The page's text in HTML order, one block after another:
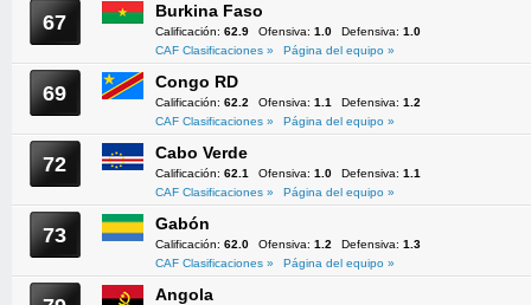
67 Burkina Faso
Calificación: 62.9 Ofensiva: 1.0 Defensiva: 1.0
CAF Clasificaciones »
Página del equipo »
69 Congo RD
Calificación: 62.2 Ofensiva: 1.1 Defensiva: 1.2
CAF Clasificaciones »
Página del equipo »
72 Cabo Verde
Calificación: 62.1 Ofensiva: 1.0 Defensiva: 1.1
CAF Clasificaciones »
Página del equipo »
73 Gabón
Calificación: 62.0 Ofensiva: 1.2 Defensiva: 1.3
CAF Clasificaciones »
Página del equipo »
Angola